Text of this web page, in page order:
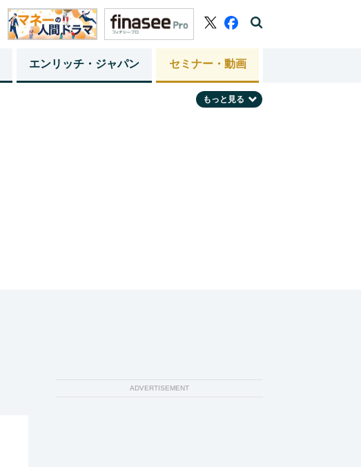
エンリッチ・ジャパン セミナー・動画
もっと見る
ADVERTISEMENT